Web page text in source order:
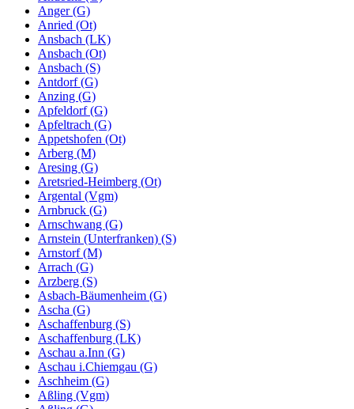
Anger (G)
Anried (Ot)
Ansbach (LK)
Ansbach (Ot)
Ansbach (S)
Antdorf (G)
Anzing (G)
Apfeldorf (G)
Apfeltrach (G)
Appetshofen (Ot)
Arberg (M)
Aresing (G)
Aretsried-Heimberg (Ot)
Argental (Vgm)
Arnbruck (G)
Arnschwang (G)
Arnstein (Unterfranken) (S)
Arnstorf (M)
Arrach (G)
Arzberg (S)
Asbach-Bäumenheim (G)
Ascha (G)
Aschaffenburg (S)
Aschaffenburg (LK)
Aschau a.Inn (G)
Aschau i.Chiemgau (G)
Aschheim (G)
Aßling (Vgm)